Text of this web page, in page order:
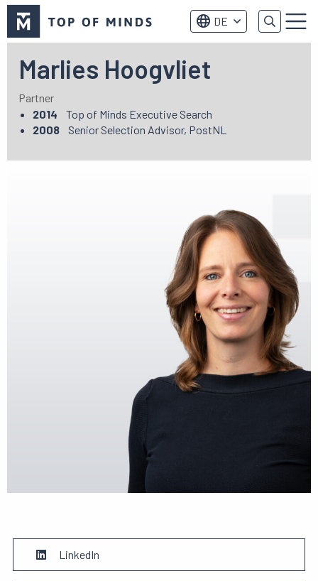
of
Minds
DE Menu
Marlies Hoogvliet
Partner
2014 Top of Minds Executive Search
2008 Senior Selection Advisor, PostNL
LinkedIn